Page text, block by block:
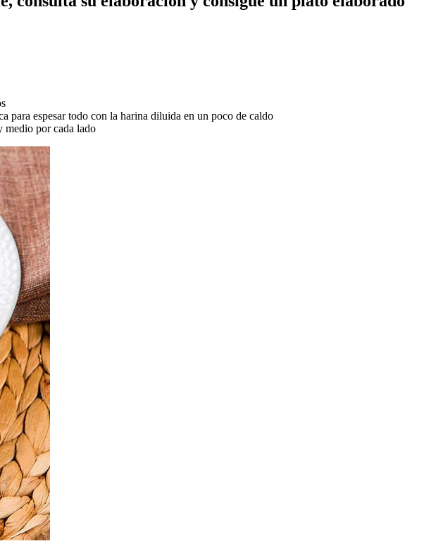
para espesar todo con la harina diluida en un poco de caldo
medio por cada lado